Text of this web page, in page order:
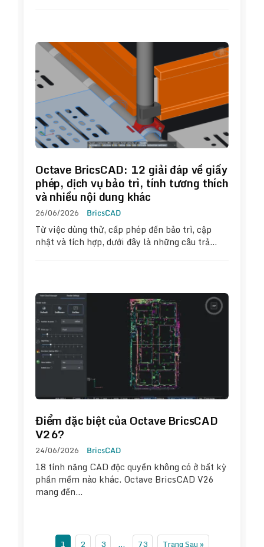
Octave BricsCAD: 12 giải đáp về giấy
phép, dịch vụ bảo trì, tính tương thích
và nhiều nội dung khác
26/06/2026 BricsCAD
Từ việc dùng thử, cấp phép đến bảo trì, cập
nhật và tích hợp, dưới đây là những câu trả…
Điểm đặc biệt của Octave BricsCAD
V26?
24/06/2026 BricsCAD
18 tính năng CAD độc quyền không có ở bất kỳ
phần mềm nào khác. Octave BricsCAD V26
mang đến…
1 2 3 … 73 Trang Sau »